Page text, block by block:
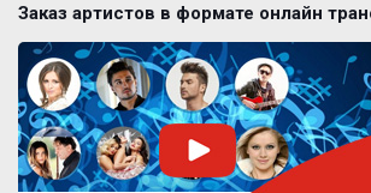
Заказ артистов в формате онлайн